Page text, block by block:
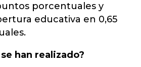
porcentuales y
educativa en 0,65
han realizado?